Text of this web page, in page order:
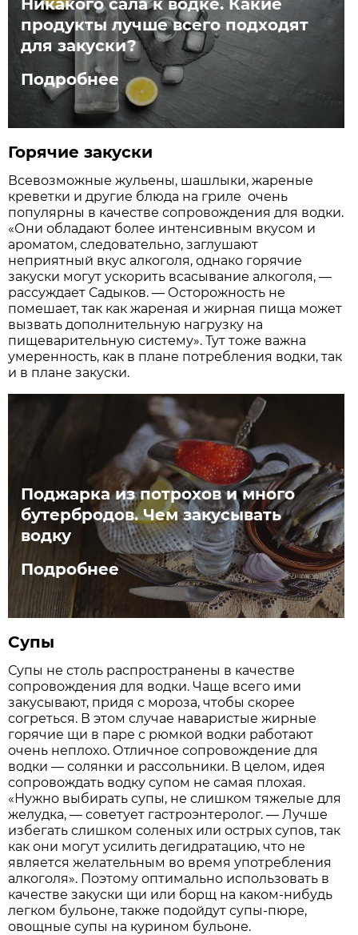
Никакого сала к водке. Какие
продукты лучше всего подходят
для закуски?
Подробнее
Горячие закуски
Всевозможные жульены, шашлыки, жареные
креветки и другие блюда на гриле очень
популярны в качестве сопровождения для водки.
«Они обладают более интенсивным вкусом и
ароматом, следовательно, заглушают
неприятный вкус алкоголя, однако горячие
закуски могут ускорить всасывание алкоголя, —
рассуждает Садыков. — Осторожность не
помешает, так как жареная и жирная пища может
вызвать дополнительную нагрузку на
пищеварительную систему». Тут тоже важна
умеренность, как в плане потребления водки, так
и в плане закуски.
Поджарка из потрохов и много
бутербродов. Чем закусывать
водку
Подробнее
Супы
Супы не столь распространены в качестве
сопровождения для водки. Чаще всего ими
закусывают, придя с мороза, чтобы скорее
согреться. В этом случае наваристые жирные
горячие щи в паре с рюмкой водки работают
очень неплохо. Отличное сопровождение для
водки — солянки и рассольники. В целом, идея
сопровождать водку супом не самая плохая.
«Нужно выбирать супы, не слишком тяжелые для
желудка, — советует гастроэнтеролог. — Лучше
избегать слишком соленых или острых супов, так
как они могут усилить дегидратацию, что не
является желательным во время употребления
алкоголя». Поэтому оптимально использовать в
качестве закуски щи или борщ на каком-нибудь
легком бульоне, также подойдут супы-пюре,
овощные супы на курином бульоне.